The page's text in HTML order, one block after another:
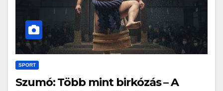
SPORT
Szumó: Több mint birkózás – A